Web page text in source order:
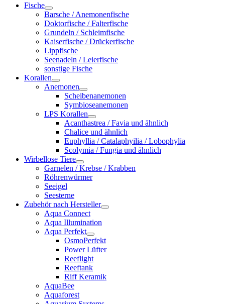
Fische
Barsche / Anemonenfische
Doktorfische / Falterfische
Grundeln / Schleimfische
Kaiserfische / Drückerfische
Lippfische
Seenadeln / Leierfische
sonstige Fische
Korallen
Anemonen
Scheibenanemonen
Symbioseanemonen
LPS Korallen
Acanthastrea / Favia und ähnlich
Chalice und ähnlich
Euphyllia / Catalaphyilia / Lobophylia
Scolymia / Fungia und ähnlich
Wirbellose Tiere
Garnelen / Krebse / Krabben
Röhrenwürmer
Seeigel
Seesterne
Zubehör nach Hersteller
Aqua Connect
Aqua Illumination
Aqua Perfekt
OsmoPerfekt
Power Lüfter
Reeflight
Reeftank
Riff Keramik
AquaBee
Aquaforest